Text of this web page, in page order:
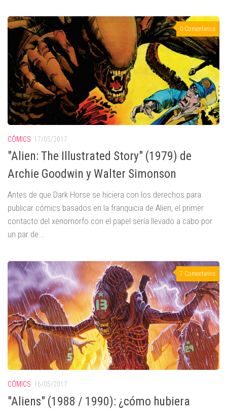
0 Comentarios
CÓMICS 17/05/2017
"Alien: The Illustrated Story" (1979) de
Archie Goodwin y Walter Simonson
Antes de que Dark Horse se hiciera con los derechos para
publicar cómics basados en la franquicia de Alien, el primer
contacto del xenomorfo con el papel sería llevado a cabo por
un par de...
7 Comentarios
CÓMICS 16/05/2017
"Aliens" (1988 / 1990): ¿cómo hubiera